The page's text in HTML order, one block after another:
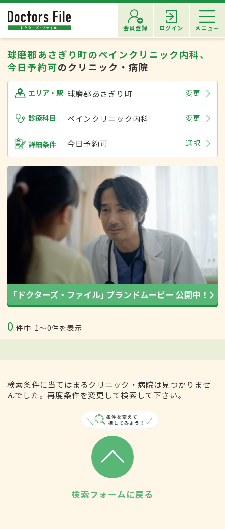
会員登録 ログイン メニュー
球磨郡あさぎり町のペインクリニック内科、
今日予約可のクリニック・病院
エリア・駅 球磨郡あさぎり町 変更
診療科目 ペインクリニック内科 変更
詳細条件 今日予約可 選択
0 件中 1〜0件を表示
検索条件に当てはまるクリニック・病院は見つかりませ
んでした。再度条件を変更して検索して下さい。
検索フォームに戻る